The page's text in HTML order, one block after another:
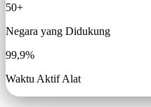
50+
Negara yang Didukung
99,9%
Waktu Aktif Alat